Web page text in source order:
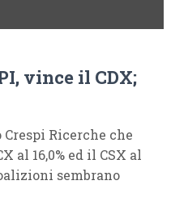
vince il CDX;
Crespi Ricerche che
al 16,0% ed il CSX al
sembrano